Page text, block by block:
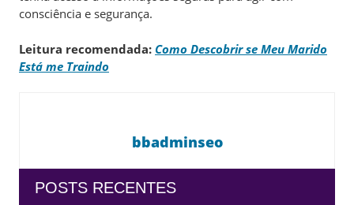
consciência e segurança.
Leitura recomendada: Como Descobrir se Meu Marido
Está me Traindo
bbadminseo
POSTS RECENTES